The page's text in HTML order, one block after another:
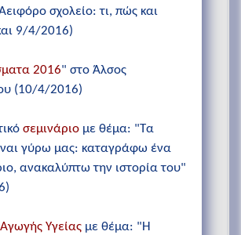
σχολείο: τι, πώς και
9/4/2016)
2016" στο Άλσος
(10/4/2016)
σεμινάριο με θέμα: "Τα
γύρω μας: καταγράφω ένα
ανακαλύπτω την ιστορία του"
Υγείας με θέμα: "Η